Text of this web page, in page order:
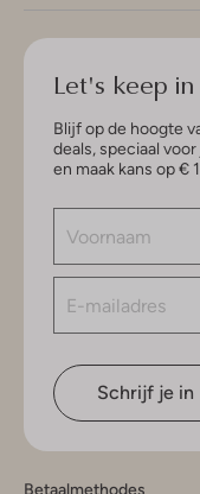
Let's keep
Blijf op de hoogte
deals, speciaal
en maak kans op €
Schrijf je in
Betaalmethodes